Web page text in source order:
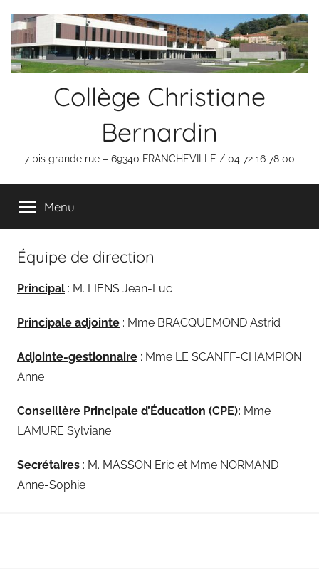
au
contenu
Collège Christiane
Bernardin
7 bis grande rue – 69340 FRANCHEVILLE / 04 72 16 78 00
Menu
Équipe de direction
Principal : M. LIENS Jean-Luc
Principale adjointe : Mme BRACQUEMOND Astrid
Adjointe-gestionnaire : Mme LE SCANFF-CHAMPION
Anne
Conseillère Principale d’Éducation (CPE): Mme
LAMURE Sylviane
Secrétaires : M. MASSON Eric et Mme NORMAND
Anne-Sophie